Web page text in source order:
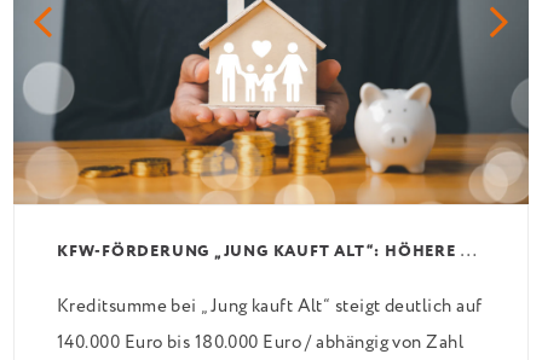
K
FW-FÖRDERUNG „JUNG KAUFT ALT“: HÖHERE KREDITE AB AUGUST 2026
Kreditsumme bei „Jung kauft Alt“ steigt deutlich auf
140.000 Euro bis 180.000 Euro / abhängig von Zahl